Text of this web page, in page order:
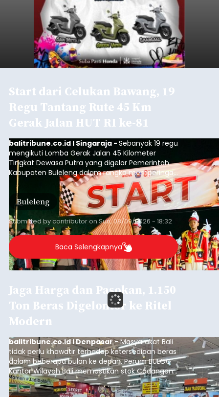
Start dari Celukan Bawang, 19
Regu Tantang Rute 45 Km
Gerak Jalan HUT RI ke-81
balitribune.co.id I Singaraja - Sebanyak 19 regu
mengikuti Lomba Gerak Jalan 45 Kilometer
Tingkat Dewasa Putra yang digelar Pemerintah
Kabupaten Buleleng dalam rangka memperingati
HUT ke-81 Kemerdekaan Republik Indonesia.
Lomba resmi dimulai dari Lapangan Sepak Bola
Desa Celukan Bawang, Sabtu (8/8/2026) malam.
Buleleng
Submitted bycontributoron Sun, 08/09/2026 - 18:32
Baca Selengkapnya
Jaga Harga dan Pasokan, 1.150
Ton Beras Digelontor ke Ritel
Modern
balitribune.co.id I Denpasar- Masyarakat Bali
tidak perlu khawatir terhadap ketersediaan beras
dalam beberapa bulan ke depan. Perum BULOG
Kantor Wilayah Bali memastikan stok Cadangan
Beras Pemerintah (CBP) masih dalam kondisi
aman, bahkan diproyeksikan mampu memenuhi